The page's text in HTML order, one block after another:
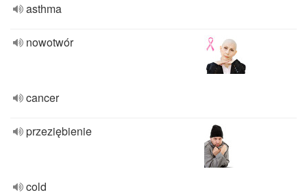
asthma
nowotwór
cancer
przeziębienie
cold